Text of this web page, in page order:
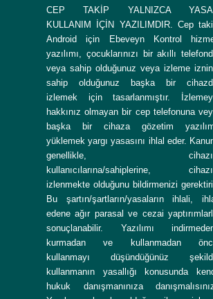
CEP TAKİP YALNIZCA
KULLANIM İÇİN YAZILIMDIR. Cep
Android için Ebeveyn Kontrol
yazılımı, çocuklarınızı bir akıllı
veya sahip olduğunuz veya izleme
sahip olduğunuz başka bir
izlemek için tasarlanmıştır.
hakkınız olmayan bir cep telefonuna
başka bir cihaza gözetim
yüklemek yargı yasasını ihlal eder.
genellikle,
kullanıcılarına/sahiplerine,
izlenmekte olduğunu bildirmenizi
Bu şartın/şartların/yasaların ihlali,
edene ağır parasal ve cezai
sonuçlanabilir. Yazılımı
kurmadan ve kullanmadan
kullanmayı düşündüğünüz
kullanmanın yasallığı konusunda
hukuk danışmanınıza